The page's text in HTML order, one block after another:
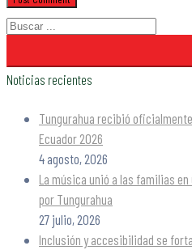
Noticias recientes
Tungurahua recibió
Ecuador 2026
4 agosto, 2026
La música unió a las familias
por Tungurahua
27 julio, 2026
Inclusión y accesibilidad se